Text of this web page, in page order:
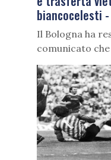
biancocelesti -
Il Bologna ha
comunicato che